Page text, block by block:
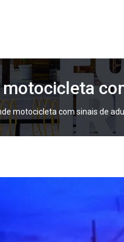
motocicleta com sinais de